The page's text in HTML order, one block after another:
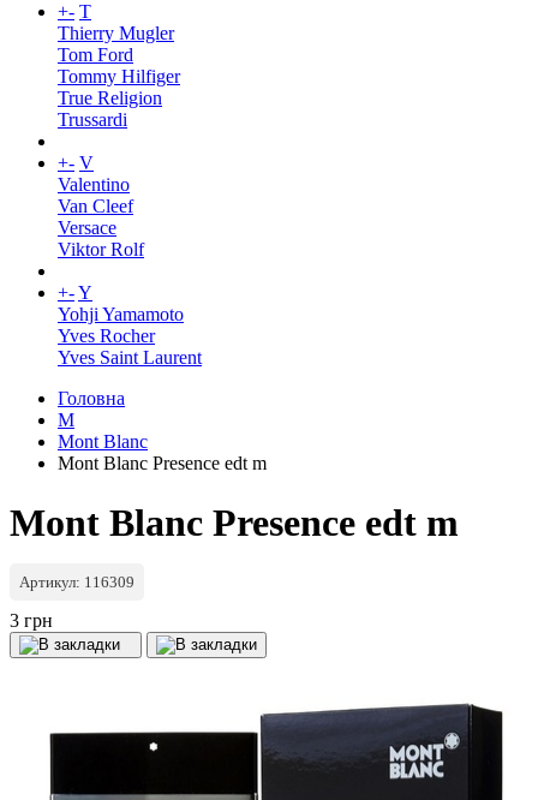
+- T
Thierry Mugler
Tom Ford
Tommy Hilfiger
True Religion
Trussardi
+- V
Valentino
Van Cleef
Versace
Viktor Rolf
+-Y
Yohji Yamamoto
Yves Rocher
Yves Saint Laurent
Головна
M
Mont Blanc
Mont Blanc Presence edt m
Mont Blanc Presence edt m
Артикул: 116309
3 грн